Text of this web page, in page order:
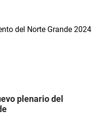
plenario del